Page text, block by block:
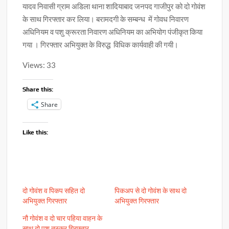
यादव निवासी ग्राम अडिला थाना शादियाबाद जनपद गाजीपुर को दो गोवंश
के साथ गिरफ्तार कर लिया। बरामदगी के सम्बन्ध में गोवध निवारण
अधिनियम व पशु क्रूरता निवारण अधिनियम का अभियोग पंजीकृत किया
गया । गिरफ्तार अभियुक्त के विरुद्ध विधिक कार्यवाही की गयी।
Views: 33
Share this:
Share
Like this:
दो गोवंश व पिकप सहित दो
अभियुक्त गिरफ्तार
पिकअप से दो गोवंश के साथ दो
अभियुक्त गिरफ्तार
नौ गोवंश व दो चार पहिया वाहन के